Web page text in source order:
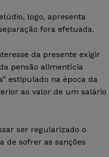
logo, apresenta
fora efetuada.
da presente exigir
pensão alimentícia
estipulado na época da
ao valor de um salário
ser regularizado o
de sofrer as sanções